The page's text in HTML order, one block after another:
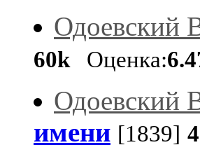
Одоевский
60kОценка:
Одоевский
имени [1839]